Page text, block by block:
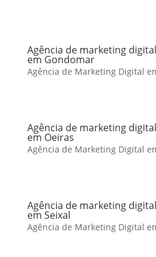
Agência de marketing
em Gondomar
Agência de Marketing Digital
Agência de marketing
em Oeiras
Agência de Marketing Digital
Agência de marketing
em Seixal
Agência de Marketing Digital